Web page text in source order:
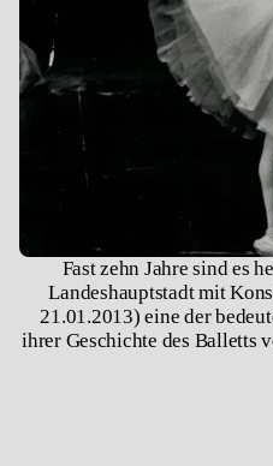
Fast zehn Jahre sind es
Landeshauptstadt mit
21.01.2013) eine der
ihrer Geschichte des Balletts